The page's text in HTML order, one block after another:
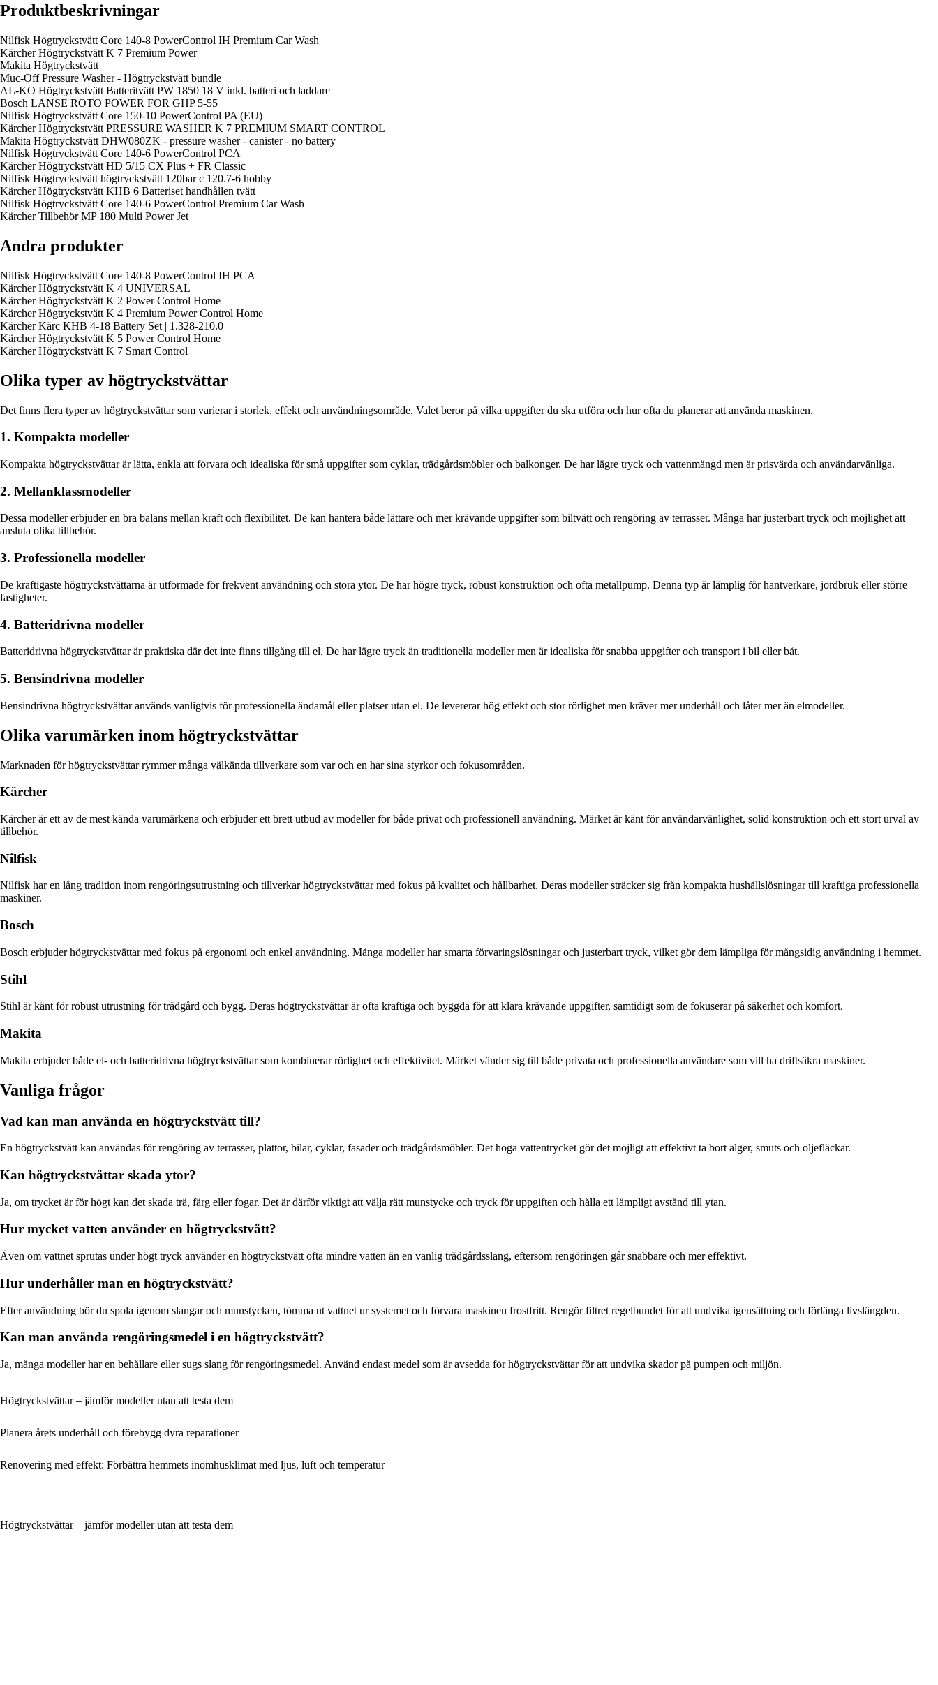
Produktbeskrivningar
Nilfisk Högtryckstvätt Core 140-8 PowerControl IH Premium Car Wash
Kärcher Högtryckstvätt K 7 Premium Power
Makita Högtryckstvätt
Muc-Off Pressure Washer - Högtryckstvätt bundle
AL-KO Högtryckstvätt Batteritvätt PW 1850 18 V inkl. batteri och laddare
Bosch LANSE ROTO POWER FOR GHP 5-55
Nilfisk Högtryckstvätt Core 150-10 PowerControl PA (EU)
Kärcher Högtryckstvätt PRESSURE WASHER K 7 PREMIUM SMART CONTROL
Makita Högtryckstvätt DHW080ZK - pressure washer - canister - no battery
Nilfisk Högtryckstvätt Core 140-6 PowerControl PCA
Kärcher Högtryckstvätt HD 5/15 CX Plus + FR Classic
Nilfisk Högtryckstvätt högtryckstvätt 120bar c 120.7-6 hobby
Kärcher Högtryckstvätt KHB 6 Batteriset handhållen tvätt
Nilfisk Högtryckstvätt Core 140-6 PowerControl Premium Car Wash
Kärcher Tillbehör MP 180 Multi Power Jet
Andra produkter
Nilfisk Högtryckstvätt Core 140-8 PowerControl IH PCA
Kärcher Högtryckstvätt K 4 UNIVERSAL
Kärcher Högtryckstvätt K 2 Power Control Home
Kärcher Högtryckstvätt K 4 Premium Power Control Home
Kärcher Kärc KHB 4-18 Battery Set | 1.328-210.0
Kärcher Högtryckstvätt K 5 Power Control Home
Kärcher Högtryckstvätt K 7 Smart Control
Olika typer av högtryckstvättar
Det finns flera typer av högtryckstvättar som varierar i storlek, effekt och användningsområde. Valet beror på vilka uppgifter du ska utföra och hur ofta du planerar att använda maskinen.
1. Kompakta modeller
Kompakta högtryckstvättar är lätta, enkla att förvara och idealiska för små uppgifter som cyklar, trädgårdsmöbler och balkonger. De har lägre tryck och vattenmängd men är prisvärda och användarvänliga.
2. Mellanklassmodeller
Dessa modeller erbjuder en bra balans mellan kraft och flexibilitet. De kan hantera både lättare och mer krävande uppgifter som biltvätt och rengöring av terrasser. Många har justerbart tryck och möjlighet att
ansluta olika tillbehör.
3. Professionella modeller
De kraftigaste högtryckstvättarna är utformade för frekvent användning och stora ytor. De har högre tryck, robust konstruktion och ofta metallpump. Denna typ är lämplig för hantverkare, jordbruk eller större
fastigheter.
4. Batteridrivna modeller
Batteridrivna högtryckstvättar är praktiska där det inte finns tillgång till el. De har lägre tryck än traditionella modeller men är idealiska för snabba uppgifter och transport i bil eller båt.
5. Bensindrivna modeller
Bensindrivna högtryckstvättar används vanligtvis för professionella ändamål eller platser utan el. De levererar hög effekt och stor rörlighet men kräver mer underhåll och låter mer än elmodeller.
Olika varumärken inom högtryckstvättar
Marknaden för högtryckstvättar rymmer många välkända tillverkare som var och en har sina styrkor och fokusområden.
Kärcher
Kärcher är ett av de mest kända varumärkena och erbjuder ett brett utbud av modeller för både privat och professionell användning. Märket är känt för användarvänlighet, solid konstruktion och ett stort urval av
tillbehör.
Nilfisk
Nilfisk har en lång tradition inom rengöringsutrustning och tillverkar högtryckstvättar med fokus på kvalitet och hållbarhet. Deras modeller sträcker sig från kompakta hushållslösningar till kraftiga professionella
maskiner.
Bosch
Bosch erbjuder högtryckstvättar med fokus på ergonomi och enkel användning. Många modeller har smarta förvaringslösningar och justerbart tryck, vilket gör dem lämpliga för mångsidig användning i hemmet.
Stihl
Stihl är känt för robust utrustning för trädgård och bygg. Deras högtryckstvättar är ofta kraftiga och byggda för att klara krävande uppgifter, samtidigt som de fokuserar på säkerhet och komfort.
Makita
Makita erbjuder både el- och batteridrivna högtryckstvättar som kombinerar rörlighet och effektivitet. Märket vänder sig till både privata och professionella användare som vill ha driftsäkra maskiner.
Vanliga frågor
Vad kan man använda en högtryckstvätt till?
En högtryckstvätt kan användas för rengöring av terrasser, plattor, bilar, cyklar, fasader och trädgårdsmöbler. Det höga vattentrycket gör det möjligt att effektivt ta bort alger, smuts och oljefläckar.
Kan högtryckstvättar skada ytor?
Ja, om trycket är för högt kan det skada trä, färg eller fogar. Det är därför viktigt att välja rätt munstycke och tryck för uppgiften och hålla ett lämpligt avstånd till ytan.
Hur mycket vatten använder en högtryckstvätt?
Även om vattnet sprutas under högt tryck använder en högtryckstvätt ofta mindre vatten än en vanlig trädgårdsslang, eftersom rengöringen går snabbare och mer effektivt.
Hur underhåller man en högtryckstvätt?
Efter användning bör du spola igenom slangar och munstycken, tömma ut vattnet ur systemet och förvara maskinen frostfritt. Rengör filtret regelbundet för att undvika igensättning och förlänga livslängden.
Kan man använda rengöringsmedel i en högtryckstvätt?
Ja, många modeller har en behållare eller sugs slang för rengöringsmedel. Använd endast medel som är avsedda för högtryckstvättar för att undvika skador på pumpen och miljön.
Högtryckstvättar – jämför modeller utan att testa dem
Planera årets underhåll och förebygg dyra reparationer
Renovering med effekt: Förbättra hemmets inomhusklimat med ljus, luft och temperatur
Högtryckstvättar – jämför modeller utan att testa dem